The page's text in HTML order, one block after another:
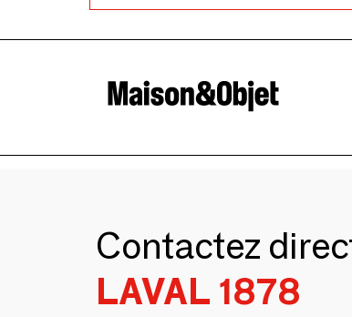
Contactez
LAVAL 1878